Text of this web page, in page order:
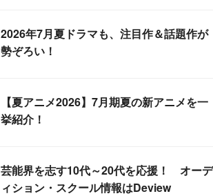
2026年7月夏ドラマも、注目作＆話題作が
勢ぞろい！
【夏アニメ2026】7月期夏の新アニメを一
挙紹介！
芸能界を志す10代～20代を応援！ オーデ
ィション・スクール情報はDeview